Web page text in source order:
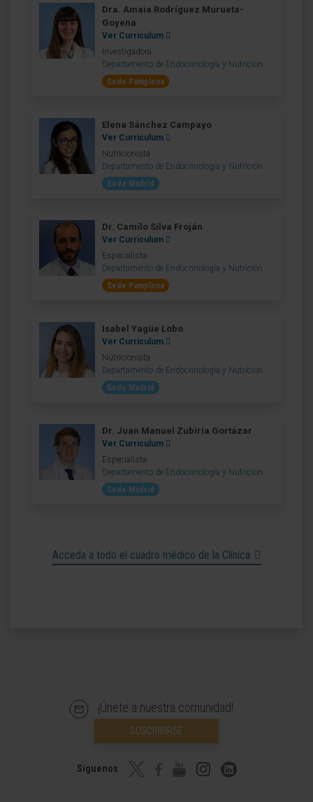
Dra. Amaia Rodríguez Murueta-
Goyena
Ver Curriculum
Investigadora
Departamento de Endocrinología y Nutrición
Sede Pamplona
Elena Sánchez Campayo
Ver Curriculum
Nutricionista
Departamento de Endocrinología y Nutrición
Sede Madrid
Dr. Camilo Silva Froján
Ver Curriculum
Especialista
Departamento de Endocrinología y Nutrición
Sede Pamplona
Isabel Yagüe Lobo
Ver Curriculum
Nutricionista
Departamento de Endocrinología y Nutrición
Sede Madrid
Dr. Juan Manuel Zubiría Gortázar
Ver Curriculum
Especialista
Departamento de Endocrinología y Nutrición
Sede Madrid
Acceda a todo el cuadro médico de la Clínica
¡Únete a nuestra comunidad!
SUSCRIBIRSE
Síguenos